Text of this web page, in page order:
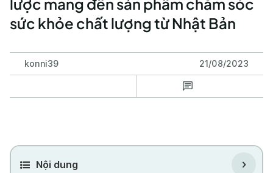
lược mang đến sản phẩm chăm sóc
sức khỏe chất lượng từ Nhật Bản
konni39 21/08/2023
Nội dung